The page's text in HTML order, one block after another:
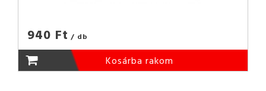
940 Ft / db
Kosárba rakom